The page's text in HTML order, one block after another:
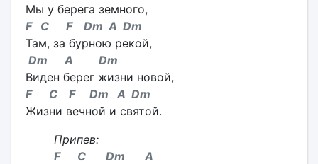
Мы у берега земного,
F C F Dm A Dm
Там, за бурною рекой,
Dm A Dm
Виден берег жизни новой,
F C F Dm A Dm
Жизни вечной и святой.
Припев:
F C Dm A